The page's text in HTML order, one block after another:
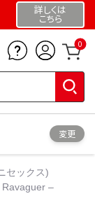
詳しくは
こちら
0
変更
セックス)
Ravaguer –